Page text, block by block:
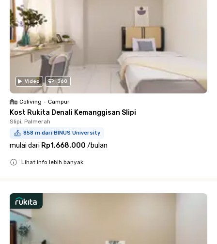
Video 360
Coliving • Campur
Kost Rukita Denali Kemanggisan Slipi
Slipi, Palmerah
858 m dari BINUS University
mulai dari Rp1.668.000 /bulan
Lihat info lebih banyak